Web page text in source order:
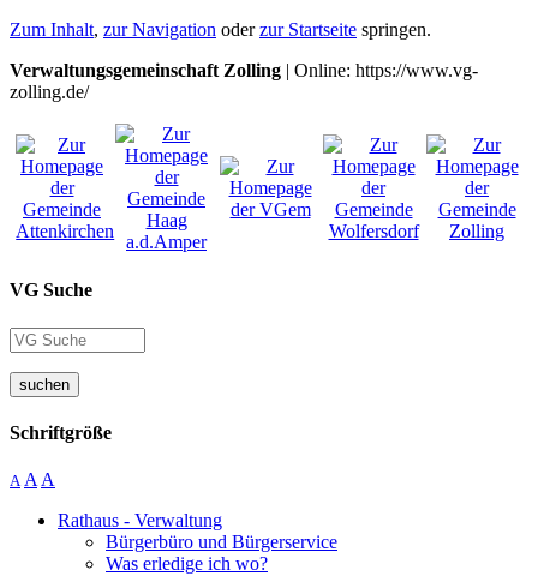
Zum Inhalt, zur Navigation oderzur Startseite springen.
Verwaltungsgemeinschaft Zolling | Online: https://www.vg-
zolling.de/
VG Suche
suchen
Schriftgröße
A A A
Rathaus - Verwaltung
Bürgerbüro und Bürgerservice
Was erledige ich wo?